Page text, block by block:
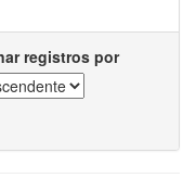
registros por